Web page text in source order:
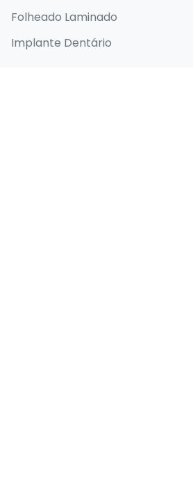
Folheado Laminado
Implante Dentário